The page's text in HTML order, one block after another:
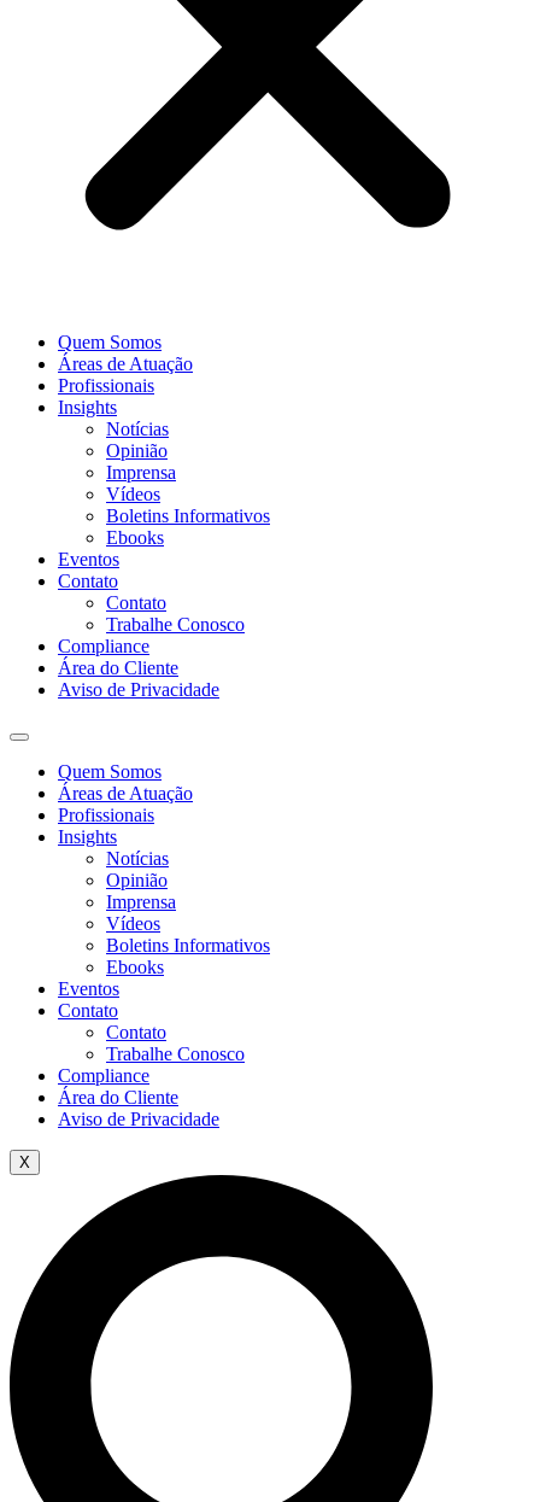
Quem Somos
Áreas de Atuação
Profissionais
Insights
Notícias
Opinião
Imprensa
Vídeos
Boletins Informativos
Ebooks
Eventos
Contato
Contato
Trabalhe Conosco
Compliance
Área do Cliente
Aviso de Privacidade
Quem Somos
Áreas de Atuação
Profissionais
Insights
Notícias
Opinião
Imprensa
Vídeos
Boletins Informativos
Ebooks
Eventos
Contato
Contato
Trabalhe Conosco
Compliance
Área do Cliente
Aviso de Privacidade
X